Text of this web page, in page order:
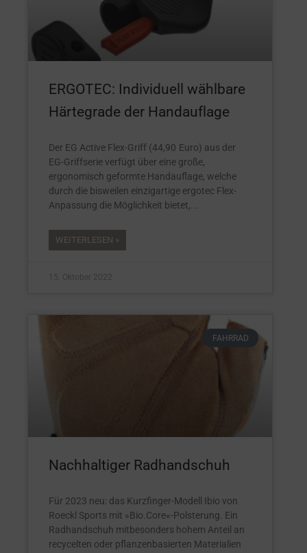
ERGOTEC: Individuell wählbare
Härtegrade der Handauflage
Der EG Active Flex-Griff (44,90 Euro) aus der
EG-Griffserie verfügt über eine große,
ergonomisch geformte Handauflage, welche
durch die bisweilen einzigartige ergotec Flex-
Anpassung die Möglichkeit bietet,
WEITERLESEN »
15. Oktober 2022
FAHRRAD
Nachhaltiger Radhandschuh
Für 2023 neu: das Kurzfinger-Modell Ibio von
Roeckl Sports mit »Bio.Core«-Polsterung. Ein
Radhandschuh mitbesonders hohem Anteil an
recycelten oder pflanzenbasierten Materialien